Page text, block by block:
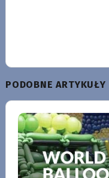
PODOBNE ARTYKUŁY